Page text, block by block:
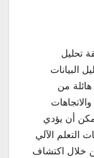
تحليل
البيانات
من
أن يؤدي
التعلم الآلي
خلال اكتشاف